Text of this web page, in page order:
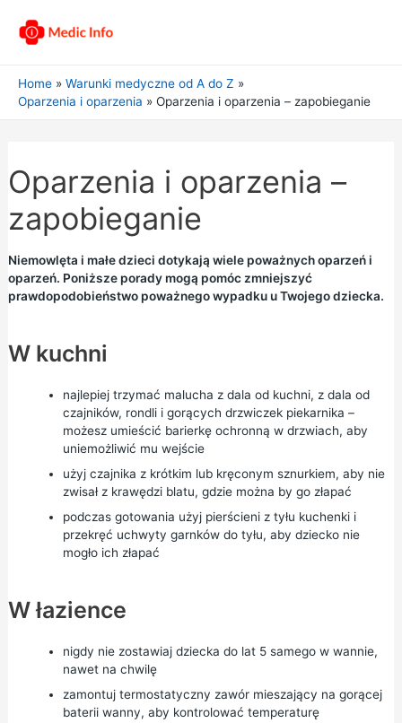
Home
Warunki medyczne od A do Z
Oparzenia i oparzenia
Oparzenia i oparzenia – zapobieganie
Oparzenia i oparzenia –
zapobieganie
Niemowlęta i małe dzieci dotykają wiele poważnych oparzeń i
oparzeń. Poniższe porady mogą pomóc zmniejszyć
prawdopodobieństwo poważnego wypadku u Twojego dziecka.
W kuchni
najlepiej trzymać malucha z dala od kuchni, z dala od
czajników, rondli i gorących drzwiczek piekarnika –
możesz umieścić barierkę ochronną w drzwiach, aby
uniemożliwić mu wejście
użyj czajnika z krótkim lub kręconym sznurkiem, aby nie
zwisał z krawędzi blatu, gdzie można by go złapać
podczas gotowania użyj pierścieni z tyłu kuchenki i
przekręć uchwyty garnków do tyłu, aby dziecko nie
mogło ich złapać
W łazience
nigdy nie zostawiaj dziecka do lat 5 samego w wannie,
nawet na chwilę
zamontuj termostatyczny zawór mieszający na gorącej
baterii wanny, aby kontrolować temperaturę